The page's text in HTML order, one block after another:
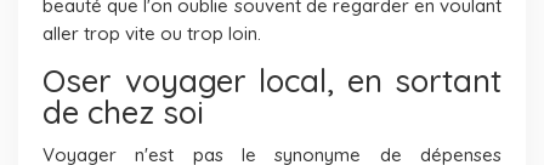
beauté que l'on oublie souvent de regarder en voulant
aller trop vite ou trop loin.
Oser voyager local, en sortant
de chez soi
Voyager n'est pas le synonyme de dépenses